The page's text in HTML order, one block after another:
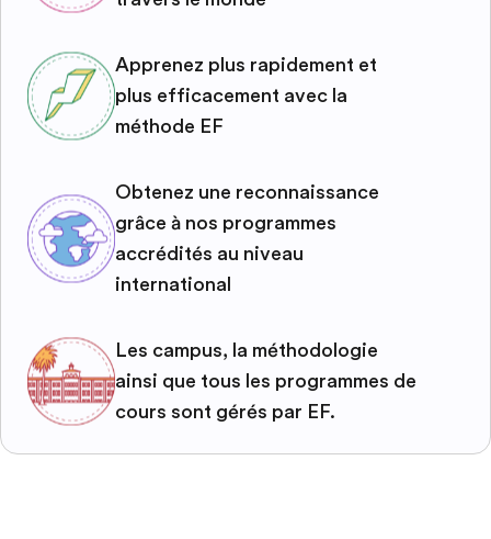
Apprenez plus rapidement et
plus efficacement avec la
méthode EF
Obtenez une reconnaissance
grâce à nos programmes
accrédités au niveau
international
Les campus, la méthodologie
ainsi que tous les programmes de
cours sont gérés par EF.